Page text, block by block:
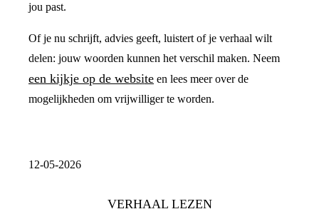
jou past.
Of je nu schrijft, advies geeft, luistert of je verhaal wilt
delen: jouw woorden kunnen het verschil maken. Neem
een kijkje op de website en lees meer over de
mogelijkheden om vrijwilliger te worden.
12-05-2026
VERHAAL LEZEN